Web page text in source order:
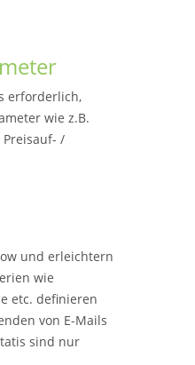
erforderlich,
wie z.B.
/
und erleichtern
wie
etc. definieren
von E-Mails
sind nur